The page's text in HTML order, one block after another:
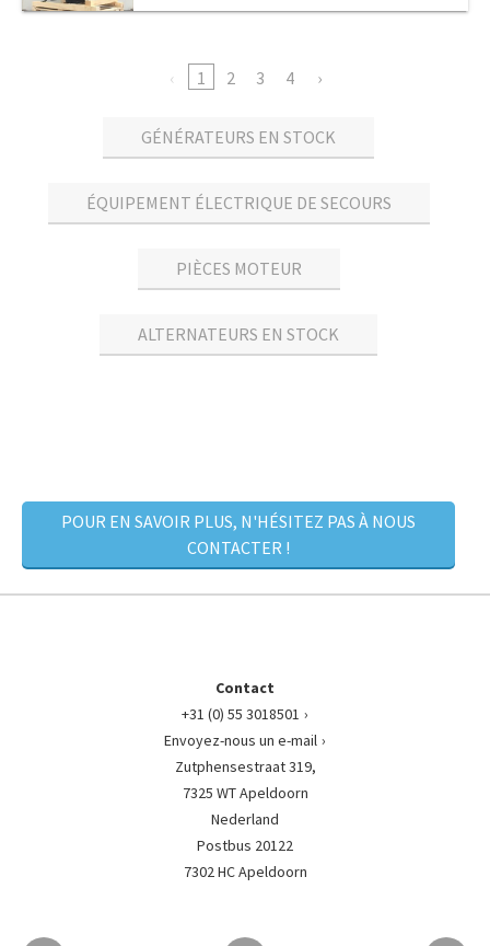
1 2 3 4
GÉNÉRATEURS EN STOCK
ÉQUIPEMENT ÉLECTRIQUE DE SECOURS
PIÈCES MOTEUR
ALTERNATEURS EN STOCK
POUR EN SAVOIR PLUS, N'HÉSITEZ PAS À NOUS
CONTACTER !
Contact
+31 (0) 55 3018501
Envoyez-nous un e-mail
Zutphensestraat 319,
7325 WT Apeldoorn
Nederland
Postbus 20122
7302 HC Apeldoorn